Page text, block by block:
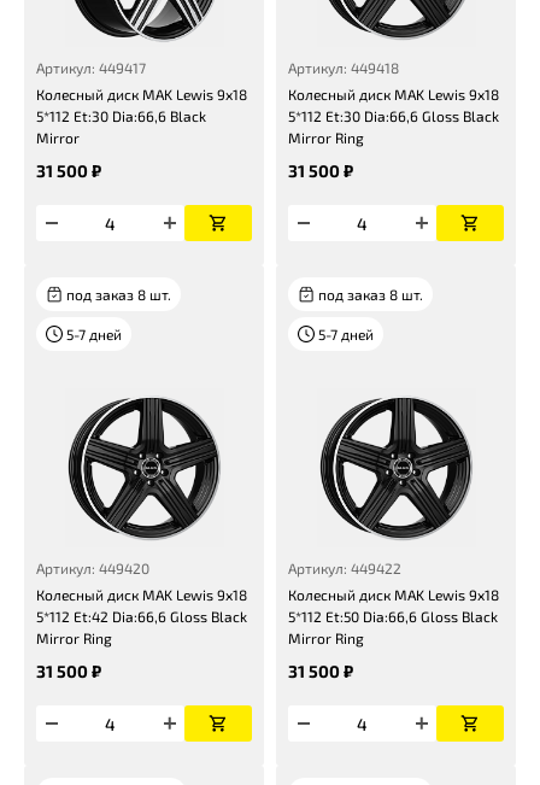
Артикул: 449417
Колесный диск MAK Lewis 9x18
5*112 Et:30 Dia:66,6 Black
Mirror
31 500 ₽
Артикул: 449418
Колесный диск MAK Lewis 9x18
5*112 Et:30 Dia:66,6 Gloss Black
Mirror Ring
31 500 ₽
под заказ 8 шт.
5-7 дней
Артикул: 449420
Колесный диск MAK Lewis 9x18
5*112 Et:42 Dia:66,6 Gloss Black
Mirror Ring
31 500 ₽
под заказ 8 шт.
5-7 дней
Артикул: 449422
Колесный диск MAK Lewis 9x18
5*112 Et:50 Dia:66,6 Gloss Black
Mirror Ring
31 500 ₽